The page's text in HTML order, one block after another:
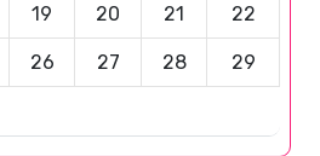
19 20 21 22
26 27 28 29